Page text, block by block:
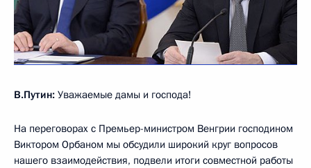
В.Путин: Уважаемые дамы и господа!
На переговорах с Премьер-министром Венгрии господином
Виктором Орбаном мы обсудили широкий круг вопросов
нашего взаимодействия, подвели итоги совместной работы